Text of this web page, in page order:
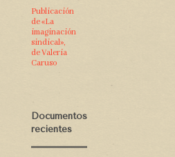
Publicación
de «La
imaginación
sindical»,
de Valeria
Caruso
Documentos
recientes